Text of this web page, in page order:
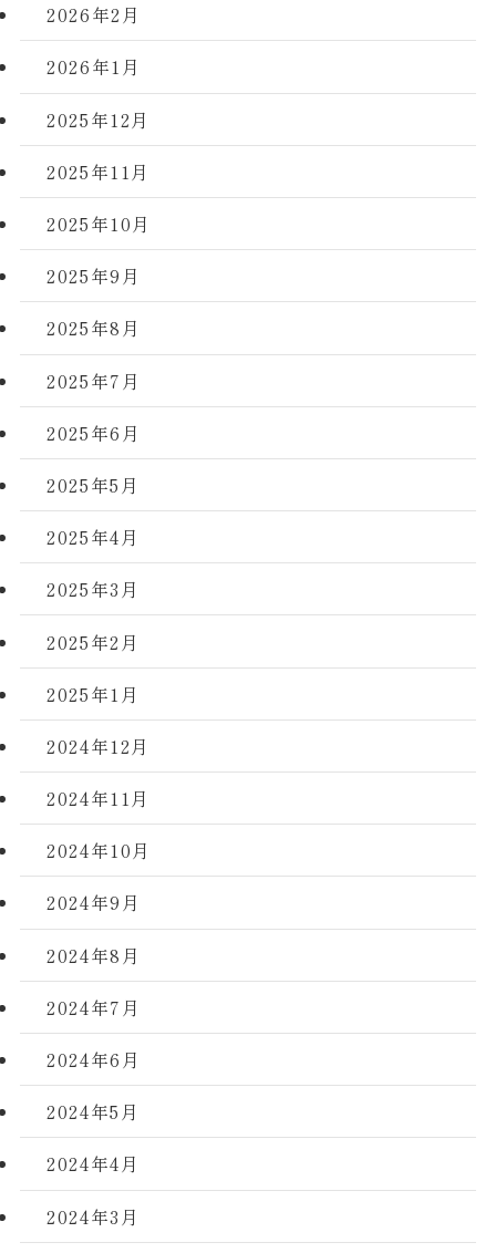
2026年2月
2026年1月
2025年12月
2025年11月
2025年10月
2025年9月
2025年8月
2025年7月
2025年6月
2025年5月
2025年4月
2025年3月
2025年2月
2025年1月
2024年12月
2024年11月
2024年10月
2024年9月
2024年8月
2024年7月
2024年6月
2024年5月
2024年4月
2024年3月